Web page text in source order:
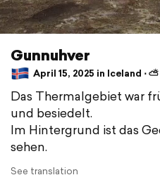
Gunnuhver
April 15, 2025 in Iceland ⋅ ⛅
Das Thermalgebiet war
und besiedelt.
Im Hintergrund ist das
sehen.
See translation